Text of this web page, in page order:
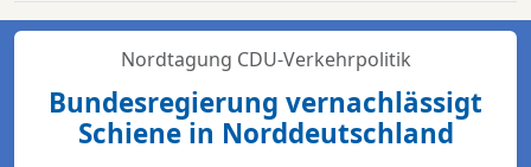
Nordtagung CDU-Verkehrpolitik
Bundesregierung vernachlässigt
Schiene in Norddeutschland